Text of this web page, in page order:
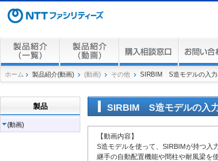
ホーム 製品紹介(動画) (動画) その他 SIRBIM S造モデルの入力
製品
(動画)
SIRBIM S造モデルの入
【動画内容】
S造モデルを使って、SIRBIMが持つ入
継手の自動配置機能や間柱や耐風梁を